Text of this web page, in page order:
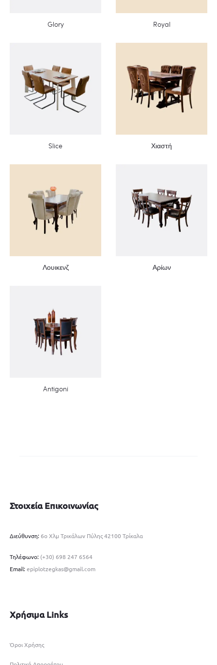
Glory Royal
Slice Χιαστή
Λουικενζ Αρίων
Antigoni
Στοιχεία Επικοινωνίας
Διεύθυνση:6ο Χλμ Τρικάλων Πύλης 42100 Τρίκαλα
Τηλέφωνο: (+30) 698 247 6564
Email:epiplotzegkas@gmail.com
Χρήσιμα Links
Όροι Χρήσης